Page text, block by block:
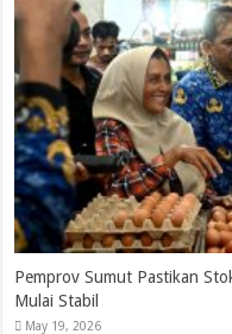
Pemprov Sumut Pastikan
Mulai Stabil
May 19, 2026